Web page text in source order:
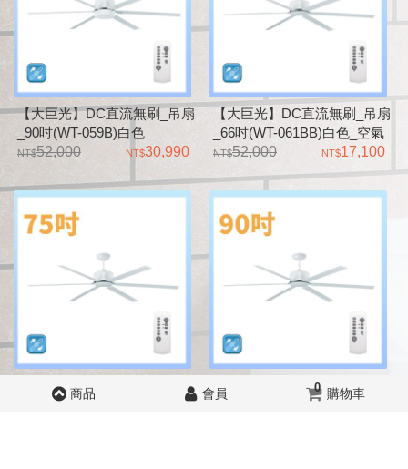
【大巨光】DC直流無刷_吊扇
_90吋(WT-059B)白色
LED22W_空氣對流天井風扇
52,000 30,990
【大巨光】DC直流無刷_吊扇
_66吋(WT-061BB)白色_空氣
對流天井風扇
52,000 17,100
【大巨光】DC直流無刷_吊扇
_75吋(WT-061BA)白色_空氣
【大巨光】DC直流無刷_吊扇
_90吋(WT-061B)白色_空氣對
商品 會員 0 購物車